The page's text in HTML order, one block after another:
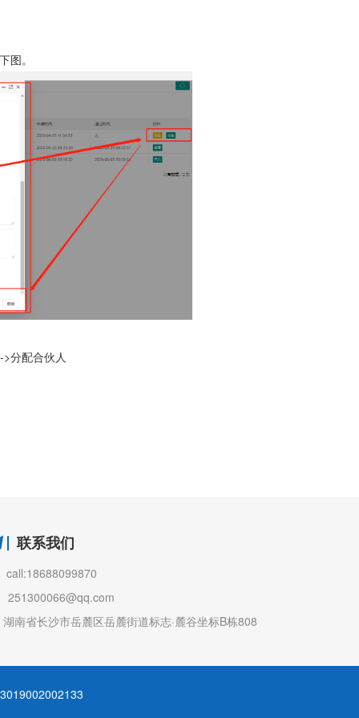
。
配合伙人
联系我们
call:18688099870
251300066@qq.com
湖南省长沙市岳麓区岳麓街道标志·麓谷坐标B栋808